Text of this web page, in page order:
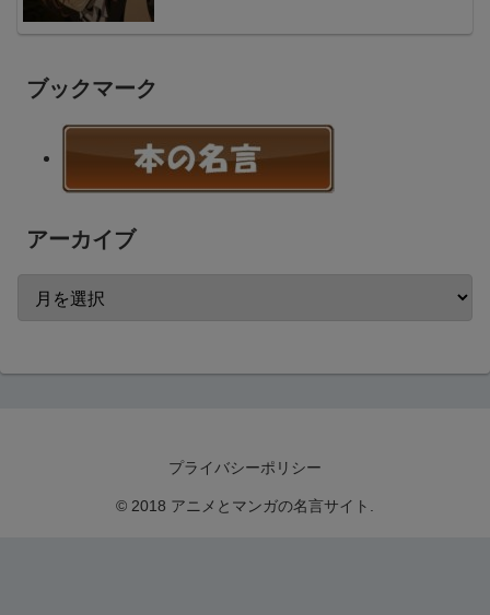
ブックマーク
アーカイブ
プライバシーポリシー
© 2018 アニメとマンガの名言サイト.